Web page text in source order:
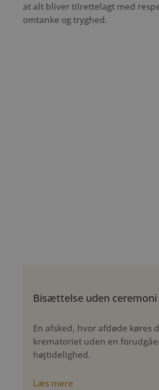
at alt bliver tilrettelagt med
omtanke og tryghed.
Bisættelse uden ceremoni
En afsked, hvor afdøde køres
krematoriet uden en
højtidelighed.
Læs mere